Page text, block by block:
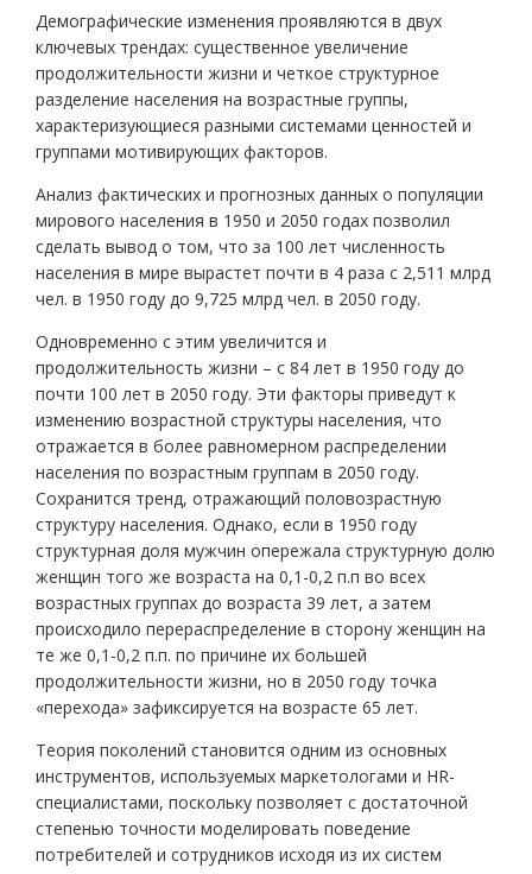
Демографические изменения проявляются в двух
ключевых трендах: существенное увеличение
продолжительности жизни и четкое структурное
разделение населения на возрастные группы,
характеризующиеся разными системами ценностей и
группами мотивирующих факторов.
Анализ фактических и прогнозных данных о популяции
мирового населения в 1950 и 2050 годах позволил
сделать вывод о том, что за 100 лет численность
населения в мире вырастет почти в 4 раза с 2,511 млрд
чел. в 1950 году до 9,725 млрд чел. в 2050 году.
Одновременно с этим увеличится и
продолжительность жизни – с 84 лет в 1950 году до
почти 100 лет в 2050 году. Эти факторы приведут к
изменению возрастной структуры населения, что
отражается в более равномерном распределении
населения по возрастным группам в 2050 году.
Сохранится тренд, отражающий половозрастную
структуру населения. Однако, если в 1950 году
структурная доля мужчин опережала структурную долю
женщин того же возраста на 0,1-0,2 п.п во всех
возрастных группах до возраста 39 лет, а затем
происходило перераспределение в сторону женщин на
те же 0,1-0,2 п.п. по причине их большей
продолжительности жизни, но в 2050 году точка
«перехода» зафиксируется на возрасте 65 лет.
Теория поколений становится одним из основных
инструментов, используемых маркетологами и HR-
специалистами, поскольку позволяет с достаточной
степенью точности моделировать поведение
потребителей и сотрудников исходя из их систем